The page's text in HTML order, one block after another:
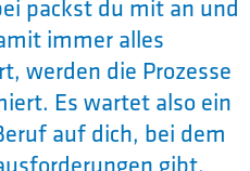
packst du mit an und
immer alles
werden die Prozesse
Es wartet also ein
auf dich, bei dem